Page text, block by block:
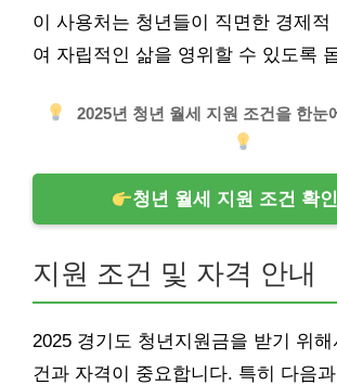
이 사용처는 청년들이 직면한 경제적
여 자립적인 삶을 영위할 수 있도록
2025년 청년 월세 지원 조건을 한눈
청년 월세 지원 조건 확인
지원 조건 및 자격 안내
2025 경기도 청년지원금을 받기 위
건과 자격이 중요합니다. 특히 다음